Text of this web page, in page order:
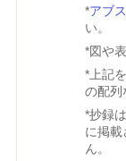
*アブ
い。
*図や
*上記
の配列
*抄録
に掲
ん。